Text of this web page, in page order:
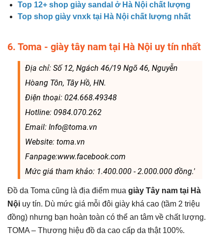
Top 12+ shop giày sandal ở Hà Nội chất lượng
Top shop giày vnxk tại Hà Nội chất lượng nhất
6. Toma - giày tây nam tại Hà Nội uy tín nhất
Địa chỉ: Số 12, Ngách 46/19 Ngõ 46, Nguyễn
Hòang Tôn, Tây Hồ, HN.
Điện thoại: 024.668.49348
Hotline: 0984.070.262
Email: Info@toma.vn
Website: toma.vn
Fanpage:www.facebook.com
Mức giá tham khảo: 1.400.000 - 2.000.000 đồng.'
Đồ da Toma cũng là địa điểm mua giày Tây nam tại Hà
Nội uy tín. Dù mức giá mỗi đôi giày khá cao (tầm 2 triệu
đồng) nhưng bạn hoàn toàn có thể an tâm về chất lượng.
TOMA – Thương hiệu đồ da cao cấp da thật 100%.